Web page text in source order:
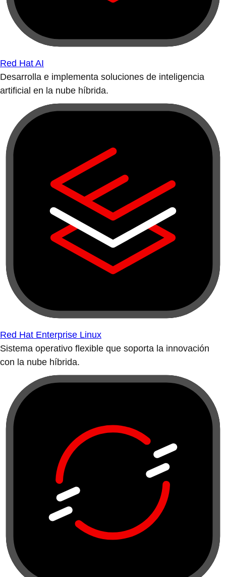
Red Hat AI
Desarrolla e implementa soluciones de inteligencia
artificial en la nube híbrida.
Red Hat Enterprise Linux
Sistema operativo flexible que soporta la innovación
con la nube híbrida.